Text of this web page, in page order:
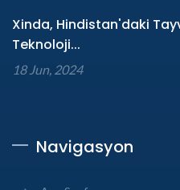
Xinda, Hindistan'daki
Teknoloji...
18 Jun, 2024
Navigasyon